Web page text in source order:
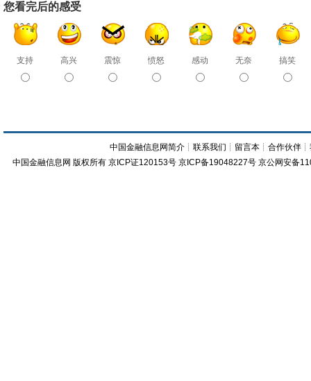
您看完后的感受
支持 高兴 震惊 愤怒 感动 无奈 搞笑
中国金融信息网简介 ┊联系我们 ┊ 留言本 ┊合作伙伴 ┊
中国金融信息网 版权所有 京ICP证120153号 京ICP备19048227号 京公网安备